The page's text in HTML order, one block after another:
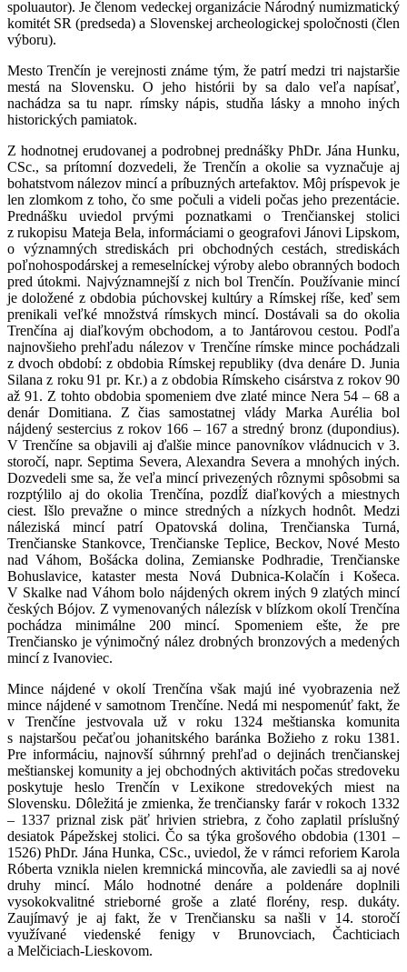
spoluautor). Je členom vedeckej organizácie Národný numizmatický
komitét SR (predseda) a Slovenskej archeologickej spoločnosti (člen
výboru).
Mesto Trenčín je verejnosti známe tým, že patrí medzi tri najstaršie
mestá na Slovensku. O jeho histórii by sa dalo veľa napísať,
nachádza sa tu napr. rímsky nápis, studňa lásky a mnoho iných
historických pamiatok.
Z hodnotnej erudovanej a podrobnej prednášky PhDr. Jána Hunku,
CSc., sa prítomní dozvedeli, že Trenčín a okolie sa vyznačuje aj
bohatstvom nálezov mincí a príbuzných artefaktov. Môj príspevok je
len zlomkom z toho, čo sme počuli a videli počas jeho prezentácie.
Prednášku uviedol prvými poznatkami o Trenčianskej stolici
z rukopisu Mateja Bela, informáciami o geografovi Jánovi Lipskom,
o významných strediskách pri obchodných cestách, strediskách
poľnohospodárskej a remeselníckej výroby alebo obranných bodoch
pred útokmi. Najvýznamnejší z nich bol Trenčín. Používanie mincí
je doložené z obdobia púchovskej kultúry a Rímskej ríše, keď sem
prenikali veľké množstvá rímskych mincí. Dostávali sa do okolia
Trenčína aj diaľkovým obchodom, a to Jantárovou cestou. Podľa
najnovšieho prehľadu nálezov v Trenčíne rímske mince pochádzali
z dvoch období: z obdobia Rímskej republiky (dva denáre D. Junia
Silana z roku 91 pr. Kr.) a z obdobia Rímskeho cisárstva z rokov 90
až 91. Z tohto obdobia spomeniem dve zlaté mince Nera 54 ‒ 68 a
denár Domitiana. Z čias samostatnej vlády Marka Aurélia bol
nájdený sestercius z rokov 166 ‒ 167 a stredný bronz (dupondius).
V Trenčíne sa objavili aj ďalšie mince panovníkov vládnucich v 3.
storočí, napr. Septima Severa, Alexandra Severa a mnohých iných.
Dozvedeli sme sa, že veľa mincí privezených rôznymi spôsobmi sa
rozptýlilo aj do okolia Trenčína, pozdĺž diaľkových a miestnych
ciest. Išlo prevažne o mince stredných a nízkych hodnôt. Medzi
náleziská mincí patrí Opatovská dolina, Trenčianska Turná,
Trenčianske Stankovce, Trenčianske Teplice, Beckov, Nové Mesto
nad Váhom, Bošácka dolina, Zemianske Podhradie, Trenčianske
Bohuslavice, kataster mesta Nová Dubnica-Kolačín i Košeca.
V Skalke nad Váhom bolo nájdených okrem iných 9 zlatých mincí
českých Bójov. Z vymenovaných nálezísk v blízkom okolí Trenčína
pochádza minimálne 200 mincí. Spomeniem ešte, že pre
Trenčiansko je výnimočný nález drobných bronzových a medených
mincí z Ivanoviec.
Mince nájdené v okolí Trenčína však majú iné vyobrazenia než
mince nájdené v samotnom Trenčíne. Nedá mi nespomenúť fakt, že
v Trenčíne jestvovala už v roku 1324 meštianska komunita
s najstaršou pečaťou johanitského baránka Božieho z roku 1381.
Pre informáciu, najnovší súhrnný prehľad o dejinách trenčianskej
meštianskej komunity a jej obchodných aktivitách počas stredoveku
poskytuje heslo Trenčín v Lexikone stredovekých miest na
Slovensku. Dôležitá je zmienka, že trenčiansky farár v rokoch 1332
‒ 1337 priznal zisk päť hrivien striebra, z čoho zaplatil príslušný
desiatok Pápežskej stolici. Čo sa týka grošového obdobia (1301 ‒
1526) PhDr. Jána Hunka, CSc., uviedol, že v rámci reforiem Karola
Róberta vznikla nielen kremnická mincovňa, ale zaviedli sa aj nové
druhy mincí. Málo hodnotné denáre a poldenáre doplnili
vysokokvalitné strieborné groše a zlaté florény, resp. dukáty.
Zaujímavý je aj fakt, že v Trenčiansku sa našli v 14. storočí
využívané viedenské fenigy v Brunovciach, Čachticiach
a Melčiciach-Lieskovom.